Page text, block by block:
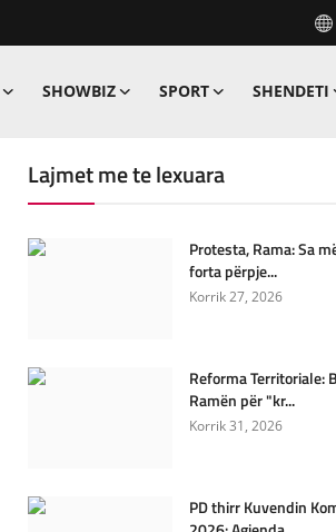
SHOWBIZ SPORT SHENDETI
Lajmet me te lexuara
Protesta, Rama: Sa
forta përpje...
Korrik 27, 2026
Reforma Territoriale:
Ramën për "kr...
Korrik 31, 2026
PD thirr Kuvendin